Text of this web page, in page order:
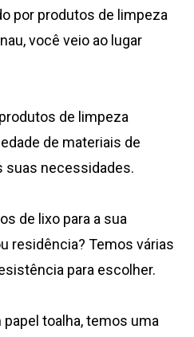
por produtos de limpeza
você veio ao lugar
de limpeza
de materiais de
suas necessidades.
de lixo para a sua
residência? Temos várias
para escolher.
toalha, temos uma